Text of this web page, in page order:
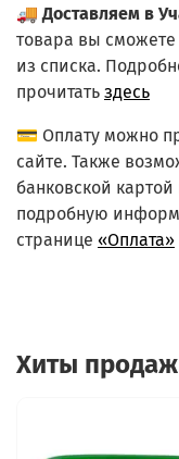
🚚Доставляем в
товара вы
из списка.
прочитать здесь
💳 Оплату можно
сайте. Также
банковской
подробную
странице «Оплата»
Хиты продаж